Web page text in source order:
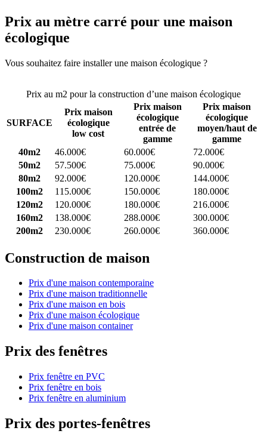
Prix au mètre carré pour une maison
écologique
Vous souhaitez faire installer une maison écologique ?
Prix au m2 pour la construction d’une maison écologique
SURFACE
Prix maison
écologique
low cost
Prix maison
écologique
entrée de
gamme
Prix maison
écologique
moyen/haut de
gamme
40m2
46.000€ 60.000€
72.000€
50m2
57.500€ 75.000€
90.000€
80m2
92.000€ 120.000€
144.000€
100m2
115.000€ 150.000€
180.000€
120m2
120.000€ 180.000€
216.000€
160m2
138.000€ 288.000€
300.000€
200m2
230.000€ 260.000€ 360.000€
Construction de maison
Prix d'une maison contemporaine
Prix d'une maison traditionnelle
Prix d'une maison en bois
Prix d'une maison écologique
Prix d'une maison container
Prix des fenêtres
Prix fenêtre en PVC
Prix fenêtre en bois
Prix fenêtre en aluminium
Prix des portes-fenêtres